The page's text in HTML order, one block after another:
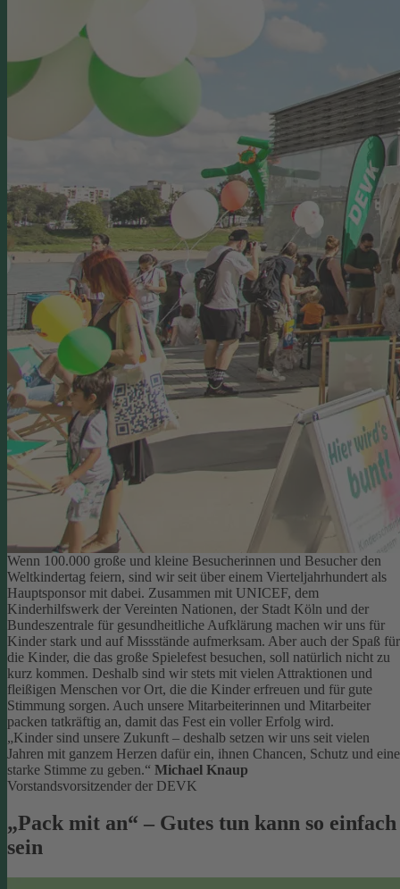
Wenn 100.000 große und kleine Besucherinnen und Besucher den
Weltkindertag feiern, sind wir seit über einem Vierteljahrhundert als
Hauptsponsor mit dabei. Zusammen mit UNICEF, dem
Kinderhilfswerk der Vereinten Nationen, der Stadt Köln und der
Bundeszentrale für gesundheitliche Aufklärung machen wir uns für
Kinder stark und auf Missstände aufmerksam. Aber auch der Spaß für
die Kinder, die das große Spielefest besuchen, soll natürlich nicht zu
kurz kommen. Deshalb sind wir stets mit vielen Attraktionen und
fleißigen Menschen vor Ort, die die Kinder erfreuen und für gute
Stimmung sorgen. Auch unsere Mitarbeiterinnen und Mitarbeiter
packen tatkräftig an, damit das Fest ein voller Erfolg wird.
„Kinder sind unsere Zukunft – deshalb setzen wir uns seit vielen
Jahren mit ganzem Herzen dafür ein, ihnen Chancen, Schutz und eine
starke Stimme zu geben.“ Michael Knaup
Vorstandsvorsitzender der DEVK
„Pack mit an“ – Gutes tun kann so einfach
sein